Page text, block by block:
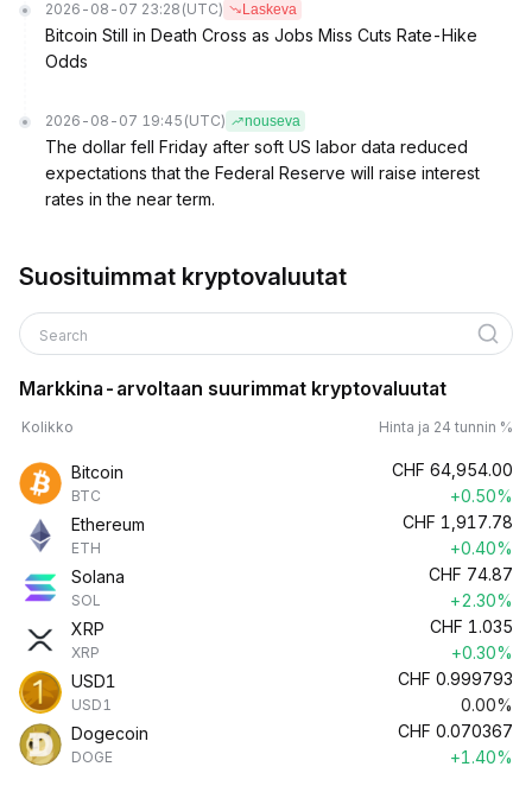
2026-08-07 23:28 (UTC) Laskeva
Bitcoin Still in Death Cross as Jobs Miss Cuts Rate-Hike
Odds
2026-08-07 19:45 (UTC) nouseva
The dollar fell Friday after soft US labor data reduced
expectations that the Federal Reserve will raise interest
rates in the near term.
Suosituimmat kryptovaluutat
Search
Markkina-arvoltaan suurimmat kryptovaluutat
Kolikko Hinta ja 24 tunnin %
Bitcoin
BTC
CHF 64,954.00
+0.50%
Ethereum
ETH
CHF 1,917.78
+0.40%
Solana
SOL
CHF 74.87
+2.30%
XRP
XRP
CHF 1.035
+0.30%
USD1
USD1
CHF 0.999793
0.00%
Dogecoin
DOGE
CHF 0.070367
+1.40%